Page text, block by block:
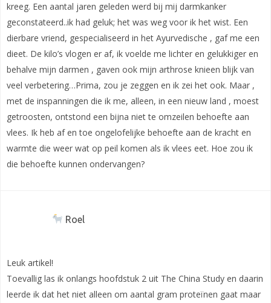
kreeg. Een aantal jaren geleden werd bij mij darmkanker
geconstateerd..ik had geluk; het was weg voor ik het wist. Een
dierbare vriend, gespecialiseerd in het Ayurvedische , gaf me een
dieet. De kilo’s vlogen er af, ik voelde me lichter en gelukkiger en
behalve mijn darmen , gaven ook mijn arthrose knieen blijk van
veel verbetering…Prima, zou je zeggen en ik zei het ook. Maar ,
met de inspanningen die ik me, alleen, in een nieuw land , moest
getroosten, ontstond een bijna niet te omzeilen behoefte aan
vlees. Ik heb af en toe ongelofelijke behoefte aan de kracht en
warmte die weer wat op peil komen als ik vlees eet. Hoe zou ik
die behoefte kunnen ondervangen?
Roel
Leuk artikel!
Toevallig las ik onlangs hoofdstuk 2 uit The China Study en daarin
leerde ik dat het niet alleen om aantal gram proteïnen gaat maar